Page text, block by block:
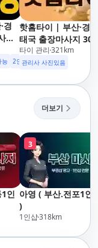
경
지
광
천,
,우
장,
,시
능 2인이상 할인 업소 이벤트중
핫홈타이 | 부산·경남
태국 출장마사지 30
도착 카드가능 24시
운대,사상,광안리,남
동,구포,덕천,명지,민
락,수영,동래,남산,구
서,연산,서면,재송,센
텀,송도,자갈치,하단
린시티,송정,기장,정
일광,망미,토곡,시청
정,초량,사직,온천,미
남,만덕,괴정,학장,금
사,서동,반여,반송,명
륜,남천,대연,문현,부
전,개금,가야,주례,괘
법,학장,강서,신호,서
타이 관리 321km
관리사 사진있음
더보기
인
3
아영 ( 부산.전포1인
)
1인샵318km